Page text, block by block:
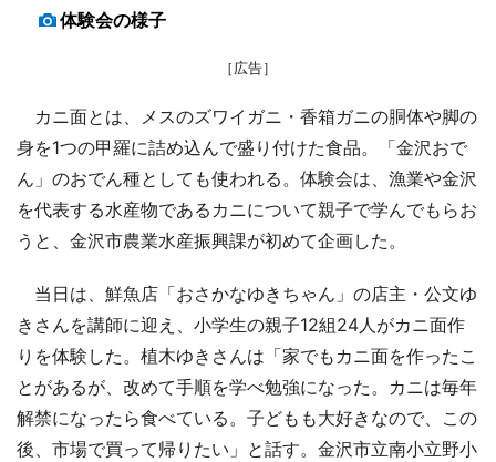
体験会の様子
［広告］
カニ面とは、メスのズワイガニ・香箱ガニの胴体や脚の
身を1つの甲羅に詰め込んで盛り付けた食品。「金沢おで
ん」のおでん種としても使われる。体験会は、漁業や金沢
を代表する水産物であるカニについて親子で学んでもらお
うと、金沢市農業水産振興課が初めて企画した。
当日は、鮮魚店「おさかなゆきちゃん」の店主・公文ゆ
きさんを講師に迎え、小学生の親子12組24人がカニ面作
りを体験した。植木ゆきさんは「家でもカニ面を作ったこ
とがあるが、改めて手順を学べ勉強になった。カニは毎年
解禁になったら食べている。子どもも大好きなので、この
後、市場で買って帰りたい」と話す。金沢市立南小立野小